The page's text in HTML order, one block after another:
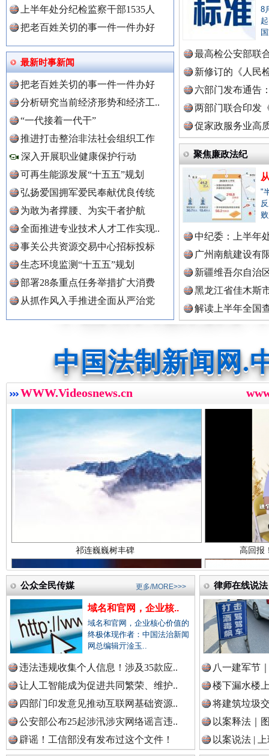
上半年处分纪检监察干部1535人
把老百姓关切的事一件一件办好
最新时事新闻
把老百姓关切的事一件一件办好
分析研究当前经济形势和经济工..
“一代接着一代干”
推进打击整治非法社会组织工作
深入开展职业健康保护行动
可再生能源发展“十五五”规划
弘扬爱国拥军爱民奉献优良传统
为敢为者撑腰、为实干者护航
全面推进专业技术人才工作实现..
事关公共资源交易中心招标投标
生态环境监测“十五五”规划
部署28条重点任务举措扩大消费
从抓作风入手推进全面从严治党
8
最高检公安部联
周岁未..
新修订的《人民
布
六部门发布通告
两部门联合印发
定》
促家政服务业高
聚焦廉政法纪
"
中纪委：上半年
广州南航建设有
新疆维吾尔自治
黑龙江省佳木斯
解读上半年全国
数据
中国全民新闻网.
中国公众新闻网.
中国公民新闻网.
中国公共新闻网.
中国法制新闻网.
中国法治新闻网.
中国法院新闻网.
中国检察新闻网.
中国医药新闻网.
中国企业新闻网.
中国农业新闻网.
中国视频新闻网.
WWW.Videosnews.cn
红船起航处 潮起向未来 广州首
祁连巍巍树丰碑 高回
一枚“钉子”竟然扎入要害部门
公众全民传媒
域名和官网，企业核..
域名和官网，企业核心价值的
终极体现作者：中国法治新闻
网总编辑亓淦玉..
违法违规收集个人信息！涉及35款应..
让人工智能成为促进共同繁荣、维护..
四部门印发意见推动互联网基础资源..
公安部公布25起涉汛涉灾网络谣言违..
辟谣！工信部没有发布过这个文件！
更多/MORE>>> 律师在线说法
八一建军节
楼下漏水楼
将建筑垃圾
以案释法｜
以案说法 |